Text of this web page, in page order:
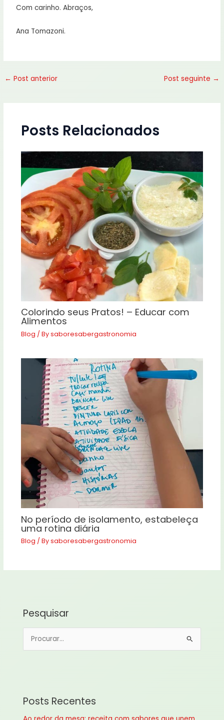
Com carinho. Abraços,
Ana Tomazoni.
← Post anterior Post seguinte →
Posts Relacionados
Colorindo seus Pratos! – Educar com
Alimentos
Blog / Bysaboresabergastronomia
No período de isolamento, estabeleça
uma rotina diária
Blog / Bysaboresabergastronomia
Pesquisar
iPosts Recentes